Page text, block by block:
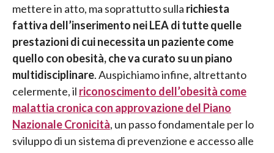
mettere in atto, ma soprattutto sulla richiesta
fattiva dell’inserimento nei LEA di tutte quelle
prestazioni di cui necessita un paziente come
quello con obesità, che va curato su un piano
multidisciplinare. Auspichiamo infine, altrettanto
celermente, il riconoscimento dell’obesità come
malattia cronica con approvazione del Piano
Nazionale Cronicità, un passo fondamentale per lo
sviluppo di un sistema di prevenzione e accesso alle